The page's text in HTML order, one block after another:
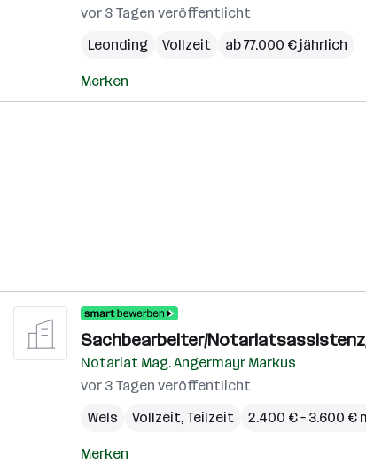
vor 3 Tagen veröffentlicht
Leonding
Vollzeit ab 77.000 € jährlich
Merken
Sachbearbeiter/
Notariat Mag. Angermayr Markus
vor 3 Tagen veröffentlicht
Wels
Vollzeit, Teilzeit 2.400 € – 3.600 €
Merken